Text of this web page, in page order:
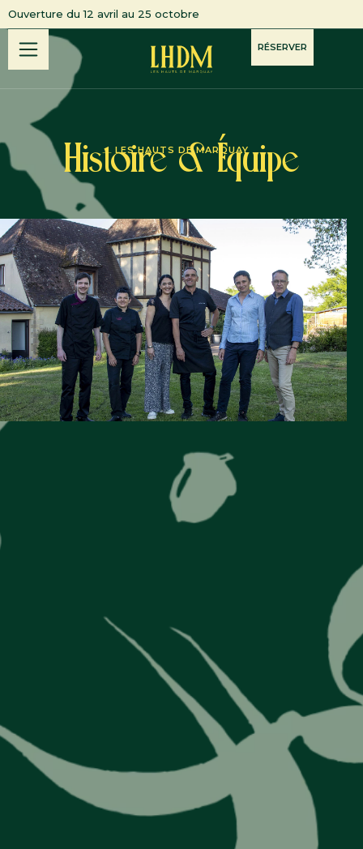
Ouverture du 12 avril au 25 octobre
RÉSERVER
LES HAUTS DE MARQUAY
Histoire & Équipe